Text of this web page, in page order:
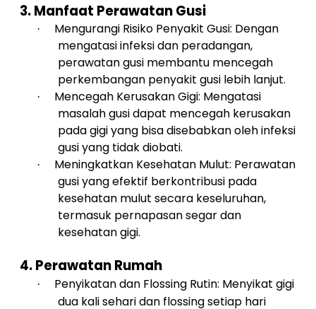
3. Manfaat Perawatan Gusi
·
Mengurangi Risiko Penyakit Gusi: Dengan
mengatasi infeksi dan peradangan,
perawatan gusi membantu mencegah
perkembangan penyakit gusi lebih lanjut.
·
Mencegah Kerusakan Gigi: Mengatasi
masalah gusi dapat mencegah kerusakan
pada gigi yang bisa disebabkan oleh infeksi
gusi yang tidak diobati.
·
Meningkatkan Kesehatan Mulut: Perawatan
gusi yang efektif berkontribusi pada
kesehatan mulut secara keseluruhan,
termasuk pernapasan segar dan
kesehatan gigi.
4. Perawatan Rumah
·
Penyikatan dan Flossing Rutin: Menyikat gigi
dua kali sehari dan flossing setiap hari